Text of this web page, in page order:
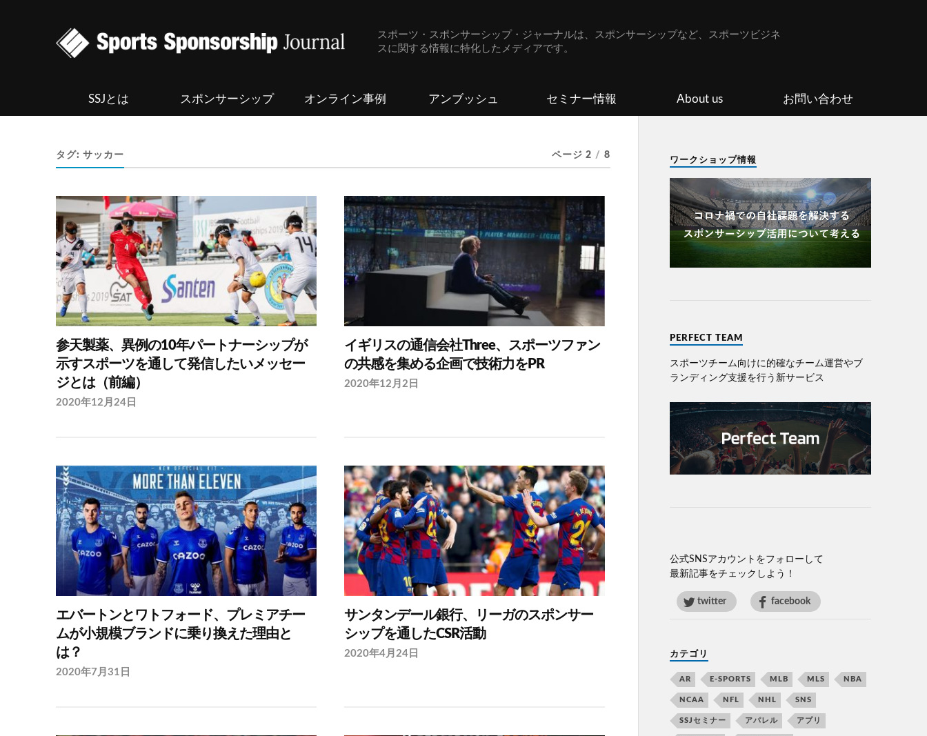
スポーツ・スポンサーシップ・ジャーナルは、スポンサーシップなど、スポーツビジネ
スに関する情報に特化したメディアです。
SSJとは スポンサーシップ オンライン事例 アンブッシュ セミナー情報 About us お問い合わせ
タグ: サッカー ページ 2 / 8
参天製薬、異例の10年パートナーシップが
示すスポーツを通して発信したいメッセー
ジとは（前編）
2020年12月24日
イギリスの通信会社Three、スポーツファン
の共感を集める企画で技術力をPR
2020年12月2日
エバートンとワトフォード、プレミアチー
ムが小規模ブランドに乗り換えた理由と
は？
2020年7月31日
サンタンデール銀行、リーガのスポンサー
シップを通したCSR活動
2020年4月24日
ワークショップ情報
PERFECT TEAM
スポーツチーム向けに的確なチーム運営やブ
ランディング⽀援を⾏う新サービス
公式SNSアカウントをフォローして
最新記事をチェックしよう！
twitter facebook
カテゴリ
AR E-SPORTS MLB MLS NBA
NCAA NFL NHL SNS
SSJセミナー アパレル アプリ